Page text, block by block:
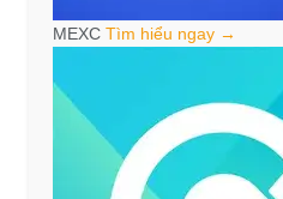
MEXC Tìm hiểu ngay →